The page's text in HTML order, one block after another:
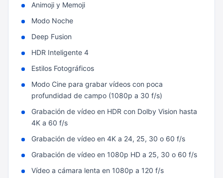
Animoji y Memoji
Modo Noche
Deep Fusion
HDR Inteligente 4
Estilos Fotográficos
Modo Cine para grabar vídeos con poca
profundidad de campo (1080p a 30 f/s)
Grabación de vídeo en HDR con Dolby Vision hasta
4K a 60 f/s
Grabación de vídeo en 4K a 24, 25, 30 o 60 f/s
Grabación de vídeo en 1080p HD a 25, 30 o 60 f/s
Vídeo a cámara lenta en 1080p a 120 f/s